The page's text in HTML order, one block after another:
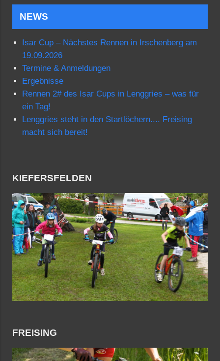
NEWS
Isar Cup – Nächstes Rennen in Irschenberg am
19.09.2026
Termine & Anmeldungen
Ergebnisse
Rennen 2# des Isar Cups in Lenggries – was für
ein Tag!
Lenggries steht in den Startlöchern.... Freising
macht sich bereit!
KIEFERSFELDEN
FREISING